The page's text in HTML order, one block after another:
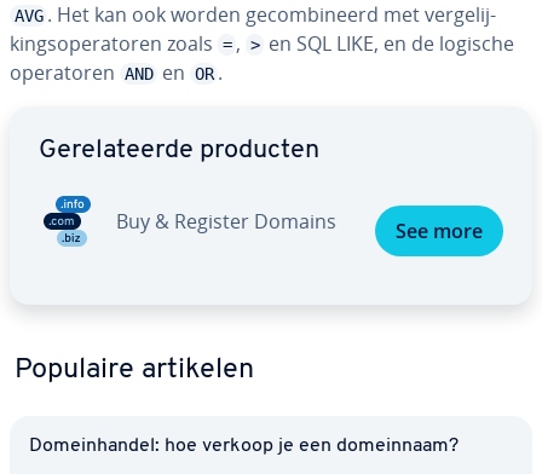
AVG . Het kan ook worden ge­com­bi­neerd met ver­ge­lij­
kings­ope­ra­to­ren zoals = , > en SQL LIKE, en de logische
ope­ra­to­ren AND en OR .
Ge­re­la­teer­de producten
Buy & Register Domains See more
Populaire artikelen
Do­mein­han­del: hoe verkoop je een do­mein­naam?